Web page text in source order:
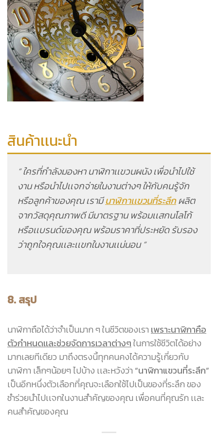
สินค้าเเนะนำ
” ใครที่กำลังมองหา นาฬิกาเเขวนผนัง เพื่อนำไปใช้
งาน หรือนำไปเเจกจ่ายในงานต่างๆ ให้กับคนรู้จัก
หรือลูกค้าของคุณ เรามีนาฬิกาเเขวนที่ระลึกผลิต
จากวัสดุคุณภาพดี มีมาตรฐาน พร้อมเเสกนโลโก้
หรือเเบรนด์ของคุณ พร้อมราคาที่ประหยัด รับรอง
ว่าถูกใจคุณเเละเเขกในงานเเน่นอน ”
8. สรุป
นาฬิกาถือได้ว่าจำเป็นมาก ๆ ในชีวิตของเรา เพราะนาฬิกาคือ
ตัวกำหนดเเละช่วยจัดการเวลาต่างๆในการใช้ชีวิตได้อย่าง
มากเลยทีเดียว มาถึงตรงนี้ทุกคนคงได้ความรู้เกี่ยวกับ
นาฬิกา เล็กๆน้อยๆ ไปบ้าง เเละหวังว่า “นาฬิกาแขวนที่ระลึก”
เป็นอีกหนึ่งตัวเลือกที่คุณจะเลือกใช้ไปเป็นของที่ระลึก ของ
ชำร่วยนำไปเเจกในงานสำคัญของคุณ เพื่อคนที่คุณรัก เเละ
คนสำคัญของคุณ